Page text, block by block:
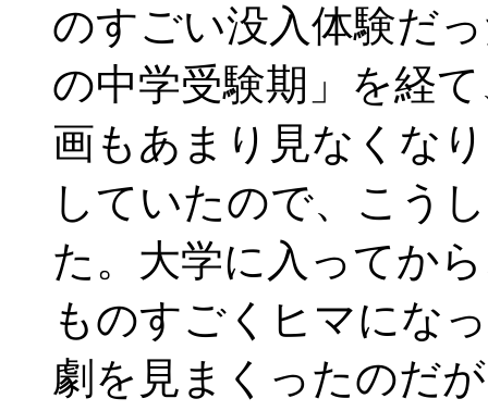
のすごい没入体験だ
の中学受験期」を経
画もあまり見なくな
していたので、こう
た。大学に入ってか
ものすごくヒマにな
劇を見まくったのだ